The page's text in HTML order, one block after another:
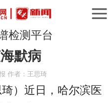
检测平台
默病
作者：王思琦
）近日，哈尔滨医